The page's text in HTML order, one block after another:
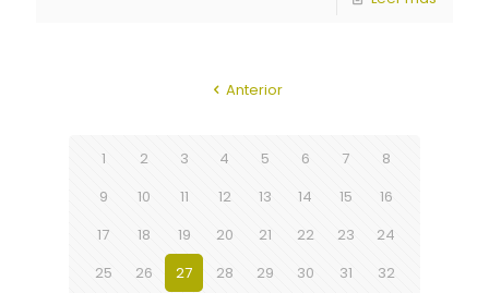
Anterior
1 2 3 4 5 6 7
8
9
10 11 12 13 14 15
16
17
18 19 20 21 22 23
24
25
26 27 28 29 30 31
32